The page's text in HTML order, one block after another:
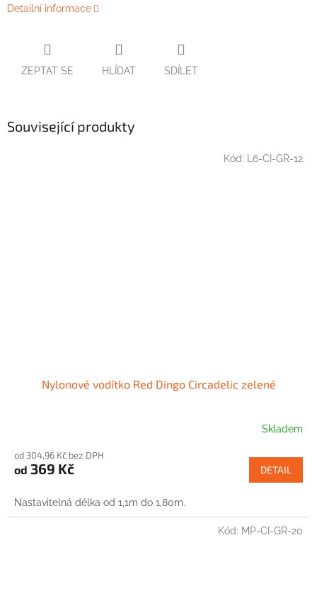
Detailní informace
ZEPTAT SE HLÍDAT SDÍLET
Související produkty
Nylonové vodítko Red Dingo Circadelic zelené
Skladem
od 304,96 Kč bez DPH
od 369 Kč DETAIL
Nastavitelná délka od 1,1m do 1,80m.
Kód: L6-CI-GR-12
Kód: MP-CI-GR-20